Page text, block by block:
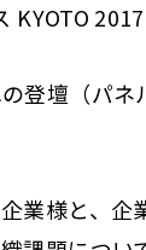
KYOTO
登壇（パネ
業様と、企